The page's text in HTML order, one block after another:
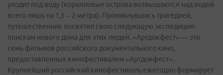
уходит под воду (коралловые острова возвышаются над водой
всего лишь на 1,5 – 2 метра). Проникнувшись трагедией,
путешественник посвятил свою следующую экспедицию
поискам нового дома для этих людей. «Артдокфест» — это
семь фильмов российского документального кино,
предоставленных кинофестивалем «Артдокфест».
Крупнейший российский кинофестиваль ежегодно формирует